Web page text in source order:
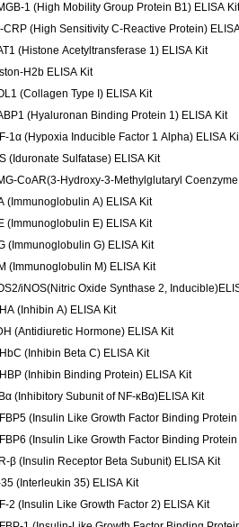
1 (High Mobility Group Protein B1) ELISA Kit
CRP (High Sensitivity C-Reactive Protein)
(Histone Acetyltransferase 1) ELISA Kit
H2b ELISA Kit
(Collagen Type I) ELISA Kit
(Hyaluronan Binding Protein 1) ELISA Kit
1α (Hypoxia Inducible Factor 1 Alpha) ELISA
(Iduronate Sulfatase) ELISA Kit
CoAR(3-Hydroxy-3-Methylglutaryl
(Immunoglobulin A) ELISA Kit
(Immunoglobulin E) ELISA Kit
(Immunoglobulin G) ELISA Kit
(Immunoglobulin M) ELISA Kit
iNOS(Nitric Oxide Synthase 2,
(Inhibin A) ELISA Kit
(Antidiuretic Hormone) ELISA Kit
(Inhibin Beta C) ELISA Kit
(Inhibin Binding Protein) ELISA Kit
(Inhibitory Subunit of NF-κBα)ELISA Kit
(Insulin Like Growth Factor Binding
(Insulin Like Growth Factor Binding
β (Insulin Receptor Beta Subunit) ELISA Kit
35 (Interleukin 35) ELISA Kit
2 (Insulin Like Growth Factor 2) ELISA Kit